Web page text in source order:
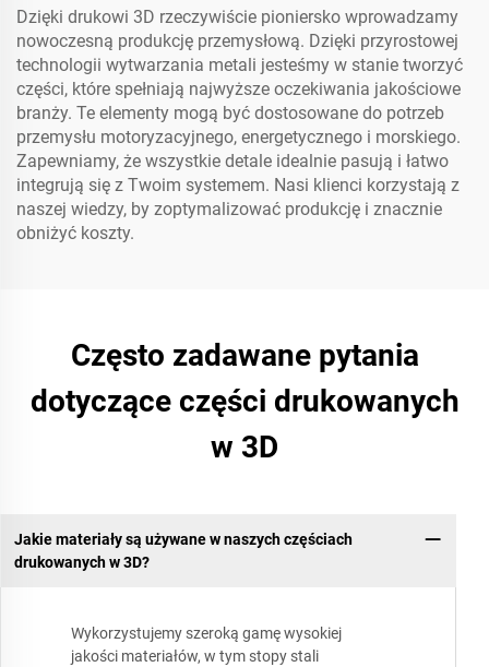
Dzięki drukowi 3D rzeczywiście pioniersko wprowadzamy
nowoczesną produkcję przemysłową. Dzięki przyrostowej
technologii wytwarzania metali jesteśmy w stanie tworzyć
części, które spełniają najwyższe oczekiwania jakościowe
branży. Te elementy mogą być dostosowane do potrzeb
przemysłu motoryzacyjnego, energetycznego i morskiego.
Zapewniamy, że wszystkie detale idealnie pasują i łatwo
integrują się z Twoim systemem. Nasi klienci korzystają z
naszej wiedzy, by zoptymalizować produkcję i znacznie
obniżyć koszty.
Często zadawane pytania
dotyczące części drukowanych
w 3D
Jakie materiały są używane w naszych częściach
drukowanych w 3D?
Wykorzystujemy szeroką gamę wysokiej
jakości materiałów, w tym stopy stali